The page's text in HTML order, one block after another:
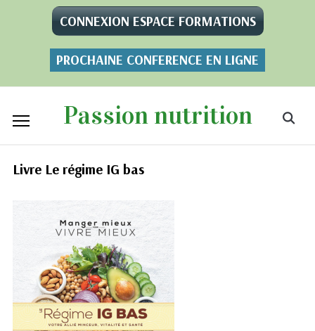
CONNEXION ESPACE FORMATIONS
PROCHAINE CONFERENCE EN LIGNE
Passion nutrition
Livre Le régime IG bas